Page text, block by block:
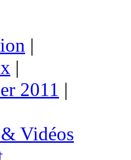
|
|
2011 |
Vidéos